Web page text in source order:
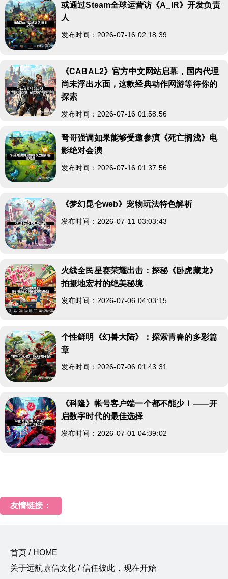
或通过Steam全球运营访《A_IR》开发负责
人
发布时间：2026-07-16 02:18:39
《CABAL2》官方中文网站启幕，国内代理
尚未浮出水面，这款经典动作网游等待你的
探索
发布时间：2026-07-16 01:58:56
弩哥强调如果能够受邀参演《死亡搁浅》电
影绝对会演
发布时间：2026-07-16 01:37:56
《梦幻昆仑web》宠物玩法特色解析
发布时间：2026-07-11 03:03:43
火线全民星赛荣耀出击：探秘《卧虎藏龙》
拍摄地宏村的绝美秘境
发布时间：2026-07-06 04:03:15
个性鲜明《幻兽大陆》：探索青春的多彩篇
章
发布时间：2026-07-06 01:43:31
《科隆》帐号客户端一个都不能少！——开
启数字时代的最佳选择
发布时间：2026-07-01 04:39:02
友情链接：
首页 / HOME
关于远航嘉信文化 / 信任彼此，现在开始